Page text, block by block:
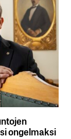
ongelmaksi